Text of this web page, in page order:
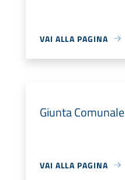
VAI ALLA PAGINA
Giunta Comunale
VAI ALLA PAGINA